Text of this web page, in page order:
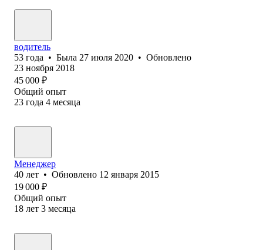
водитель
53 года • Была 27 июля 2020 • Обновлено
23 ноября 2018
45 000 ₽
Общий опыт
23 года 4 месяца
Менеджер
40 лет • Обновлено 12 января 2015
19 000 ₽
Общий опыт
18 лет 3 месяца